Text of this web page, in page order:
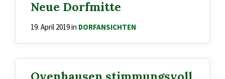
Neue Dorfmitte
19. April 2019in DORFANSICHTEN
Ovenhausen stimmungsvoll